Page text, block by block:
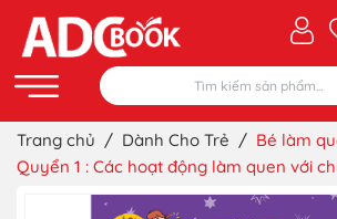
Trang chủ / Dành Cho Trẻ / Bé làm
Quyển 1 : Các hoạt động làm quen với